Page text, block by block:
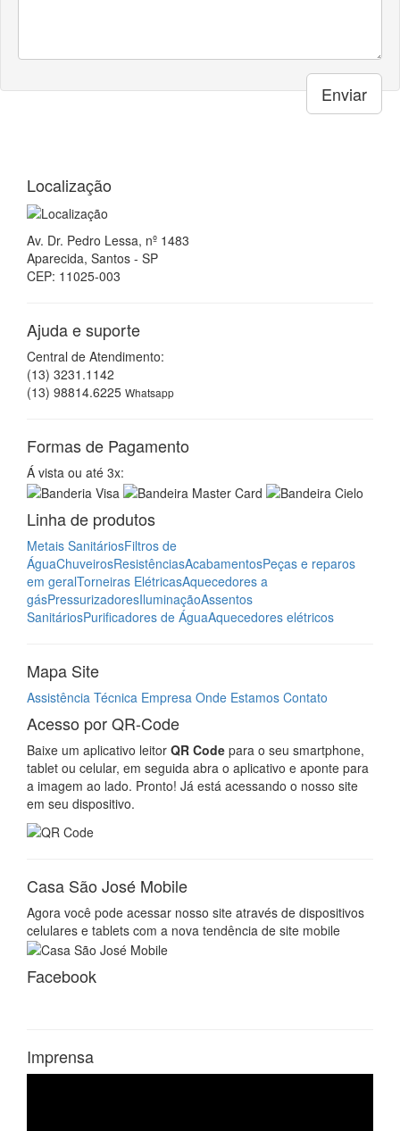
Enviar
Localização
Av. Dr. Pedro Lessa, nº 1483
Aparecida, Santos - SP
CEP: 11025-003
Ajuda e suporte
Central de Atendimento:
(13) 3231.1142
(13) 98814.6225 Whatsapp
Formas de Pagamento
Á vista ou até 3x:
Linha de produtos
Metais SanitáriosFiltros de
ÁguaChuveirosResistênciasAcabamentosPeças e reparos
em geralTorneiras ElétricasAquecedores a
gásPressurizadoresIluminaçãoAssentos
SanitáriosPurificadores de ÁguaAquecedores elétricos
Mapa Site
Assistência Técnica Empresa Onde Estamos Contato
Acesso por QR-Code
Baixe um aplicativo leitor QR Code para o seu smartphone,
tablet ou celular, em seguida abra o aplicativo e aponte para
a imagem ao lado. Pronto! Já está acessando o nosso site
em seu dispositivo.
Casa São José Mobile
Agora você pode acessar nosso site através de dispositivos
celulares e tablets com a nova tendência de site mobile
Facebook
Imprensa